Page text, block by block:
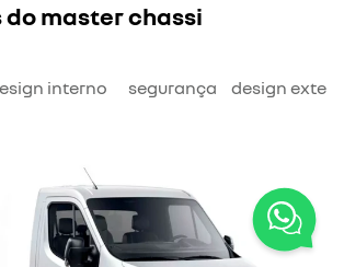
master chassi
interno segurança design